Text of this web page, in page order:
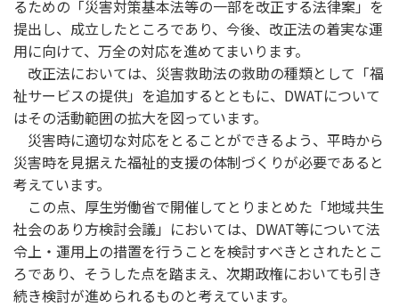
るための「災害対策基本法等の一部を改正する法律案」を
提出し、成立したところであり、今後、改正法の着実な運
用に向けて、万全の対応を進めてまいります。
改正法においては、災害救助法の救助の種類として「福
祉サービスの提供」を追加するとともに、DWATについて
はその活動範囲の拡大を図っています。
災害時に適切な対応をとることができるよう、平時から
災害時を見据えた福祉的支援の体制づくりが必要であると
考えています。
この点、厚生労働省で開催してとりまとめた「地域共生
社会のあり方検討会議」においては、DWAT等について法
令上・運用上の措置を行うことを検討すべきとされたとこ
ろであり、そうした点を踏まえ、次期政権においても引き
続き検討が進められるものと考えています。